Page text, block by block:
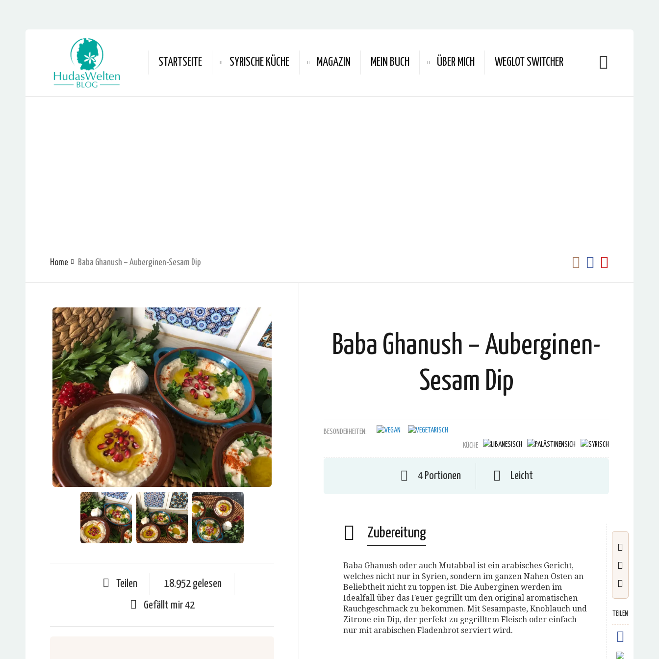
STARTSEITE SYRISCHE KÜCHE MAGAZIN MEIN BUCH ÜBER MICH WEGLOT SWITCHER
Home Baba Ghanush – Auberginen-Sesam Dip
Teilen
18.952 gelesen
Gefällt mir 42
Baba Ghanush – Auberginen-
Sesam Dip
BESONDERHEITEN:
KÜCHE
4 Portionen Leicht
Zubereitung
TEILEN
Baba Ghanush oder auch Mutabbal ist ein arabisches Gericht,
welches nicht nur in Syrien, sondern im ganzen Nahen Osten an
Beliebtheit nicht zu toppen ist. Die Auberginen werden im
Idealfall über das Feuer gegrillt um den original aromatischen
Rauchgeschmack zu bekommen. Mit Sesampaste, Knoblauch und
Zitrone ein Dip, der perfekt zu gegrilltem Fleisch oder einfach
nur mit arabischen Fladenbrot serviert wird.